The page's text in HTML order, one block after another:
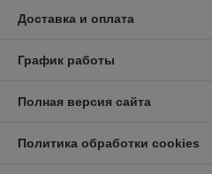
Доставка и оплата
График работы
Полная версия сайта
Политика обработки cookies